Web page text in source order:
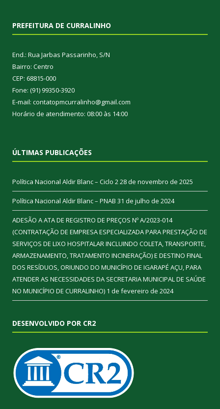
PREFEITURA DE CURRALINHO
End.: Rua Jarbas Passarinho, S/N
Bairro: Centro
CEP: 68815-000
Fone: (91) 99350-3920
E-mail: contatopmcurralinho@gmail.com
Horário de atendimento: 08:00 às 14:00
ÚLTIMAS PUBLICAÇÕES
Política Nacional Aldir Blanc – Ciclo 228 de novembro de 2025
Política Nacional Aldir Blanc – PNAB 31 de julho de 2024
ADESÃO A ATA DE REGISTRO DE PREÇOS Nº A/2023-014
(CONTRATAÇÃO DE EMPRESA ESPECIALIZADA PARA PRESTAÇÃO DE
SERVIÇOS DE LIXO HOSPITALAR INCLUINDO COLETA, TRANSPORTE,
ARMAZENAMENTO, TRATAMENTO INCINERAÇÃO) E DESTINO FINAL
DOS RESÍDUOS, ORIUNDO DO MUNICÍPIO DE IGARAPÉ AÇU, PARA
ATENDER AS NECESSIDADES DA SECRETARIA MUNICIPAL DE SAÚDE
NO MUNICÍPIO DE CURRALINHO) 1 de fevereiro de 2024
DESENVOLVIDO POR CR2